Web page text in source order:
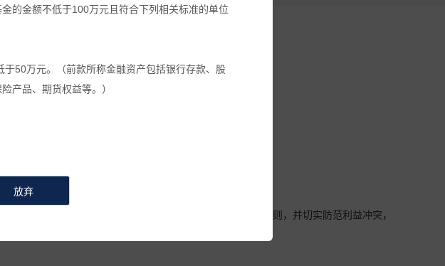
的金额不低于100万元且符合下列相关标准的单位
50万元。（前款所称金融资产包括银行存款、股
产品、期货权益等。）
约, 或买入任何证券、基金或其它投资工具的建
浏览次数：654
为
场等违法违规活动的关联交易回避机制。
行上述关联交易时，遵循本基金份额持有人利益优先的原则，并切实防范利益冲突，